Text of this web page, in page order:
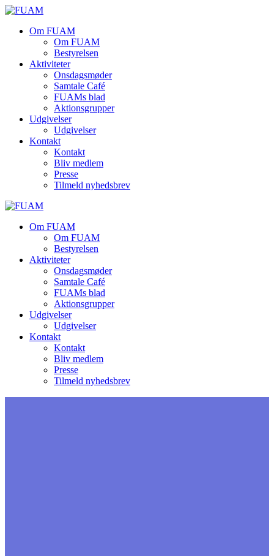
Skip
contentOm FUAM
Om FUAM
Bestyrelsen
Aktiviteter
Onsdagsmøder
Samtale Café
FUAMs blad
Aktionsgrupper
Udgivelser
Udgivelser
Kontakt
Kontakt
Bliv medlem
Presse
Tilmeld nyhedsbrev
Om FUAM
Om FUAM
Bestyrelsen
Aktiviteter
Onsdagsmøder
Samtale Café
FUAMs blad
Aktionsgrupper
Udgivelser
Udgivelser
Kontakt
Kontakt
Bliv medlem
Presse
Tilmeld nyhedsbrev